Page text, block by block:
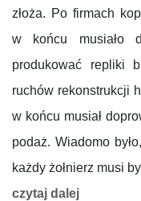
złoża. Po firmach
w końcu musiało
produkować repliki
ruchów rekonstrukcji
w końcu musiał
podaż. Wiadomo
każdy żołnierz musi
czytaj dalej